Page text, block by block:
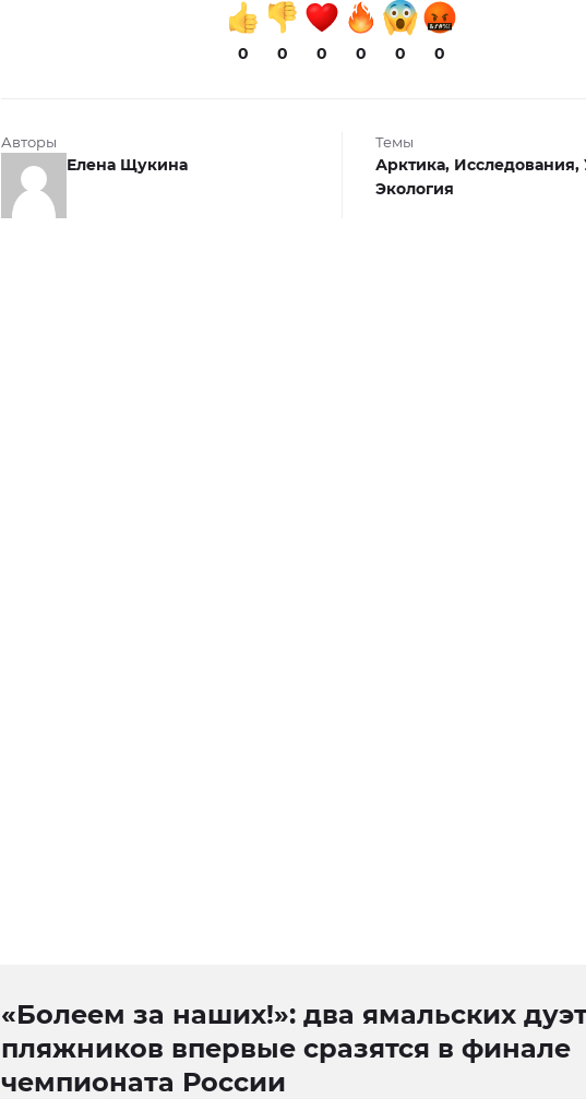
0 0 0 0 0 0
Авторы
Елена Щукина
Темы
Арктика, Исследования,
Экология
«Болеем за наших!»: два ямальских
пляжников впервые сразятся в финале
чемпионата России